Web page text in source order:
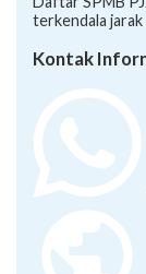
Daftar SPMB
terkendala
Kontak